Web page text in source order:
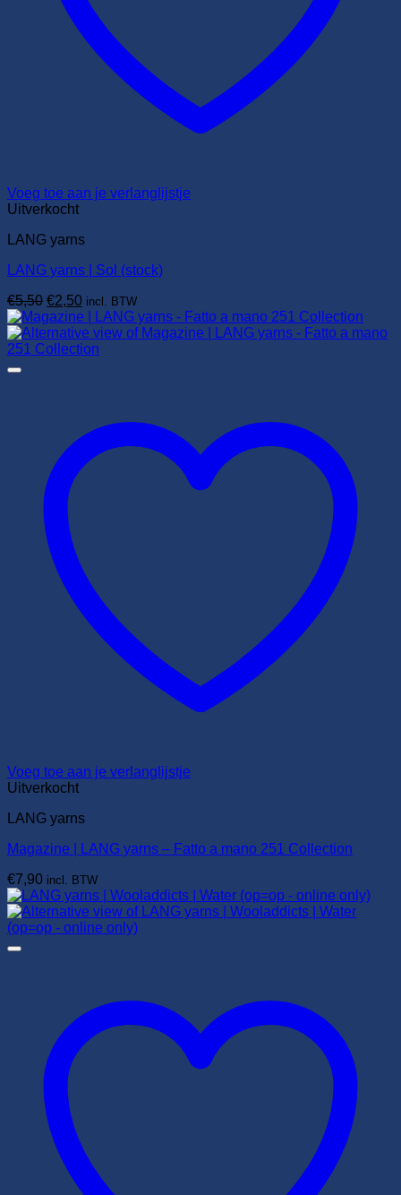
Voeg toe aan je verlanglijstje
Uitverkocht
LANG yarns
LANG yarns | Sol (stock)
€5,50 Oorspronkelijke
prijs
was:
€5,50.
€2,50Huidige
prijs
is:
€2,50.
incl. BTW
Voeg toe aan je verlanglijstje
Uitverkocht
LANG yarns
Magazine | LANG yarns – Fatto a mano 251 Collection
€7,90 incl. BTW